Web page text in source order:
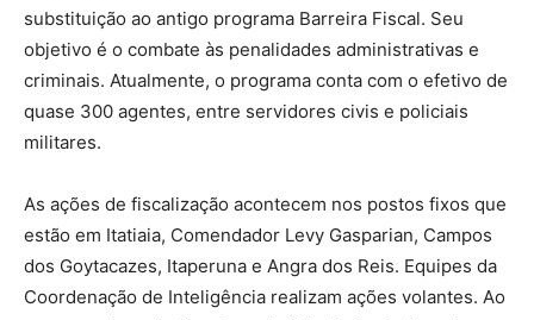
substituição ao antigo programa Barreira Fiscal. Seu
objetivo é o combate às penalidades administrativas e
criminais. Atualmente, o programa conta com o efetivo de
quase 300 agentes, entre servidores civis e policiais
militares.
As ações de fiscalização acontecem nos postos fixos que
estão em Itatiaia, Comendador Levy Gasparian, Campos
dos Goytacazes, Itaperuna e Angra dos Reis. Equipes da
Coordenação de Inteligência realizam ações volantes. Ao